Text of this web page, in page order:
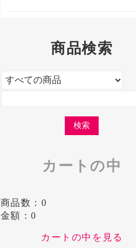
商品検索
カートの中
商品数：0
金額：0
カートの中を見る